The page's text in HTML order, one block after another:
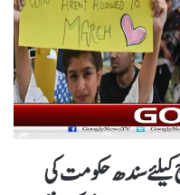
سندھ حکومت کی